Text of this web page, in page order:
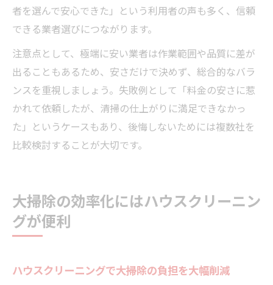
者を選んで安心できた」という利用者の声も多く、信頼
できる業者選びにつながります。
注意点として、極端に安い業者は作業範囲や品質に差が
出ることもあるため、安さだけで決めず、総合的なバラ
ンスを重視しましょう。失敗例として「料金の安さに惹
かれて依頼したが、清掃の仕上がりに満足できなかっ
た」というケースもあり、後悔しないためには複数社を
比較検討することが大切です。
大掃除の効率化にはハウスクリーニン
グが便利
ハウスクリーニングで大掃除の負担を大幅削減